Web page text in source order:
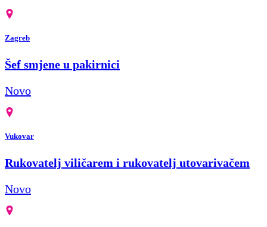
Zagreb
Šef smjene u pakirnici
Novo
Vukovar
Rukovatelj viličarem i rukovatelj utovarivačem
Novo